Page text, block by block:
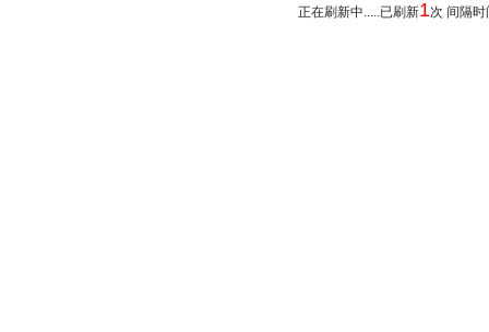
正在刷新中.....已刷新1次 间隔时